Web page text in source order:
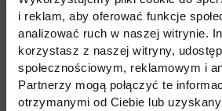
i reklam, aby oferować funkcje
analizować ruch w naszej witrynie.
korzystasz z naszej witryny,
społecznościowym, reklamowym i
Partnerzy mogą połączyć te
otrzymanymi od Ciebie lub